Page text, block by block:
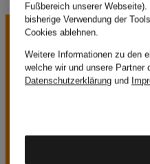
Fußbereich unserer
bisherige Verwendung der
Cookies ablehnen.
Weitere Informationen zu den
welche wir und unsere Partner
Datenschutzerklärung und